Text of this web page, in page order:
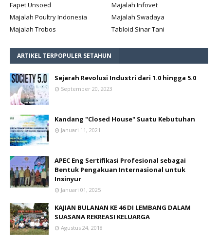
Fapet Unsoed
Majalah Infovet
Majalah Poultry Indonesia
Majalah Swadaya
Majalah Trobos
Tabloid Sinar Tani
ARTIKEL TERPOPULER SETAHUN
Sejarah Revolusi Industri dari 1.0 hingga 5.0
September 20, 2023
Kandang "Closed House" Suatu Kebutuhan
Januari 11, 2021
APEC Eng Sertifikasi Profesional sebagai
Bentuk Pengakuan Internasional untuk
Insinyur
Januari 01, 2025
KAJIAN BULANAN KE 46 DI LEMBANG DALAM
SUASANA REKREASI KELUARGA
Agustus 24, 2018